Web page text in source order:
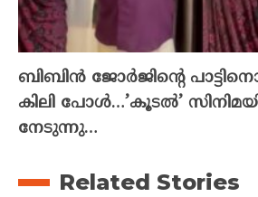
ബിബിൻ ജോർജിന്റെ
കിലി പോൾ…’കൂടൽ’
നേടുന്നു…
Related Stories